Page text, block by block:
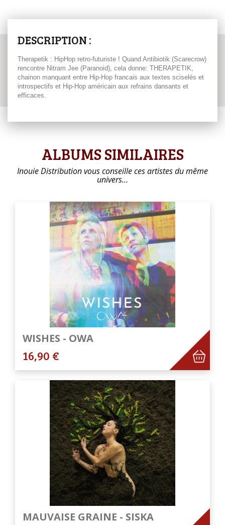
DESCRIPTION :
Therapetik : HipHop retro-futuriste ! Quand Antibiotik (Scarecrow)
rencontre Nitram Jee (Paranoid), cela donne: THERAPETIK,
chainon manquant entre Hip-Hop francais aux textes sciselés et
introspectifs et Hip-Hop américain aux refrains dansants et
efficaces.
ALBUMS SIMILAIRES
Inouie Distribution vous conseille ces artistes du même
univers…
WISHES - OWA
16,90 €
MAUVAISE GRAINE - SISKA